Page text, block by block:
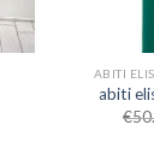
ABITI
abiti
€